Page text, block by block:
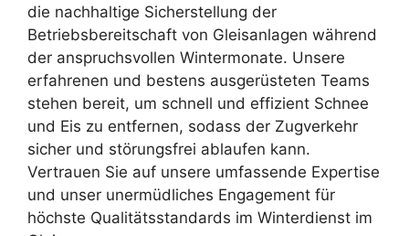
die nachhaltige Sicherstellung der
Betriebsbereitschaft von Gleisanlagen während
der anspruchsvollen Wintermonate. Unsere
erfahrenen und bestens ausgerüsteten Teams
stehen bereit, um schnell und effizient Schnee
und Eis zu entfernen, sodass der Zugverkehr
sicher und störungsfrei ablaufen kann.
Vertrauen Sie auf unsere umfassende Expertise
und unser unermüdliches Engagement für
höchste Qualitätsstandards im Winterdienst im